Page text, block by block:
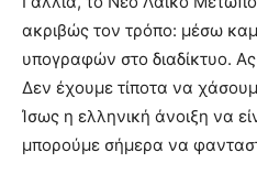
ακριβώς τον τρόπο: μέσω
υπογραφών στο διαδίκτυο. Ας
Δεν έχουμε τίποτα να
Ίσως η ελληνική άνοιξη να
μπορούμε σήμερα να